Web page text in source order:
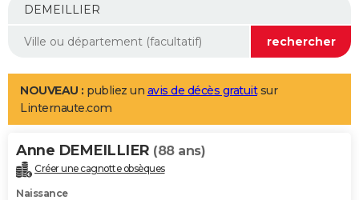
Mobiles
Meilleur smartphone
Internet
Ordinateurs
Jeux vidéo
Guide high-tech
Aménagement intérieur
LIFESTYLE
Art de vivre
Bien-être
Loisirs
Mode
Modes de vie
Alimentation
Guide de la santé
Maladies
Médicaments
Sommeil
VOYAGE
Destinations
City break
Voyage nature
Voyage de noces
Forum
Climat
+PHOTO
NOUVEAU : publiez un avis de décès gratuitsur
Linternaute.com
Anne DEMEILLIER (88 ans)
Créer une cagnotte obsèques
Naissance